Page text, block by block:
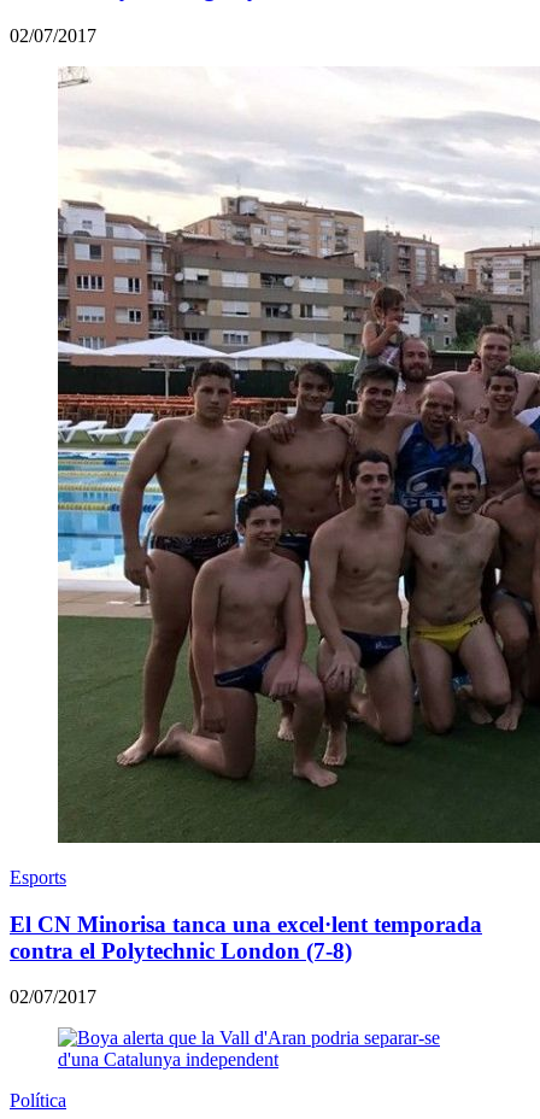
02/07/2017
Esports
El CN Minorisa tanca una excel·lent temporada
contra el Polytechnic London (7-8)
02/07/2017
Política